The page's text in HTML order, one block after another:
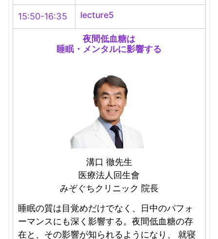
15:50-16:35 lecture5
夜間低血糖は
睡眠・メンタルに影響する
溝口 徹先生
医療法人回生會
みぞぐちクリニック 院長
睡眠の質は目覚めだけでなく、日中のパフォ
ーマンスにも深く影響する。夜間低血糖の存
在と、その影響が知られるようになり、 就寝